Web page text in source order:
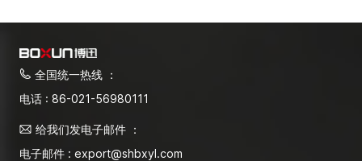
全国统一热线 ：
电话 : 86-021-56980111
给我们发电子邮件 ：
电子邮件 : export@shbxyl.com